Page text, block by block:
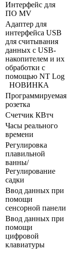
Интерфейс для
ПО MV
Адаптер для
интерфейса USB
для считывания
данных с USB-
накопителем и их
обработки с
помощью NT Log
НОВИНКА
Программируемая
розетка
Счетчик КВтч
Часы реального
времени
Регулировка
плавильной
ванны/
Регулирование
садки
Ввод данных при
помощи
сенсорной панели
Ввод данных при
помощи
цифровой
клавиатуры